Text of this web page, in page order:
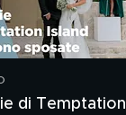
di Temptation